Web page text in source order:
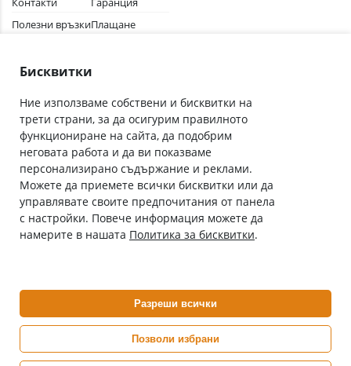
Полезни връзки
Общи условия
Плащане
Абонирай се за нашия бюлетин
С абонамента се съгласявам сПолитиката за лични данни.
Онлайн аптека, част от аптеки „Ванчева“
ePharm е лицензирана онлайн аптека от
Изпълнителна Агенция по Лекарствата
Бисквитки
Ние използваме собствени и бисквитки на
трети страни, за да осигурим правилното
функциониране на сайта, да подобрим
неговата работа и да ви показваме
персонализирано съдържание и реклами.
Можете да приемете всички бисквитки или да
управлявате своите предпочитания от панела
с настройки. Повече информация можете да
намерите в нашата Политика за бисквитки.
Разреши всички
Позволи избрани